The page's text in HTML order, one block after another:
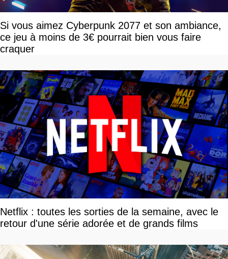
Si vous aimez Cyberpunk 2077 et son ambiance,
ce jeu à moins de 3€ pourrait bien vous faire
craquer
Netflix : toutes les sorties de la semaine, avec le
retour d'une série adorée et de grands films